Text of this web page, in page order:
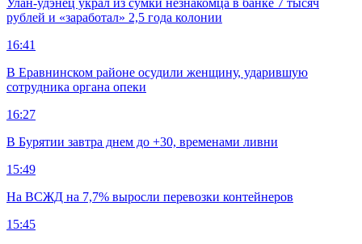
Улан-удэнец украл из сумки незнакомца в банке 7 тысяч
рублей и «заработал» 2,5 года колонии
16:41
В Еравнинском районе осудили женщину, ударившую
сотрудника органа опеки
16:27
В Бурятии завтра днем до +30, временами ливни
15:49
На ВСЖД на 7,7% выросли перевозки контейнеров
15:45